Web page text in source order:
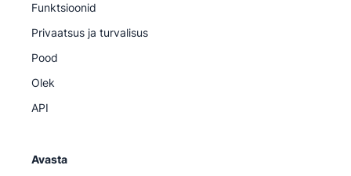
Funktsioonid
Privaatsus ja turvalisus
Pood
Olek
API
Avasta